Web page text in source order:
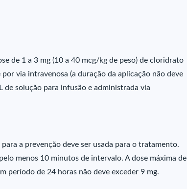
de 1 a 3 mg (10 a 40 mcg/kg de peso) de cloridrato
via intravenosa (a duração da aplicação não deve
solução para infusão e administrada via
a prevenção deve ser usada para o tratamento.
menos 10 minutos de intervalo. A dose máxima de
período de 24 horas não deve exceder 9 mg.